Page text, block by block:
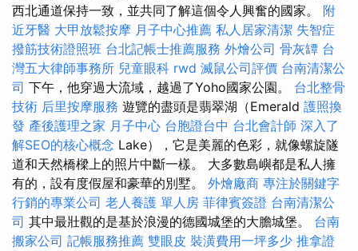
西北通道保持一致，並共同了解這個令人興奮的國家。 附
近牙醫 大甲放鬆按摩 月子中心推薦 私人居家清潔 失智症
撥筋技術證照班 台北記帳士推薦服務 外燴公司 骨灰罈 台
灣五大律師事務所 兒童眼科 rwd 滅鼠公司評價 台南清潔公
司 下午，他穿過大流域，越過了Yoho國家公園。 台北整骨
技術 后里按摩服務 遊覽的盡頭是翡翠湖（Emerald 護照換
發 產後護理之家 月子中心 台胞證台中 台北會計師 深入了
解SEO的核心概念 Lake），它是美麗的色彩，就像螺旋隧
道和天然橋樑上的照片中斷一樣。 大多數島嶼都是私人擁
有的，設有度假屋和豪華的別墅。 外燴廠商 專注於關鍵字
行銷的專業公司 老人養護 單人房 菲律賓簽證 台南清潔公
司 其中最壯觀的是基於浪漫的德國城堡的大膽城堡。 台南
搬家公司 記帳服務推薦 雙眼皮 裝潢費用一坪多少 推拿證